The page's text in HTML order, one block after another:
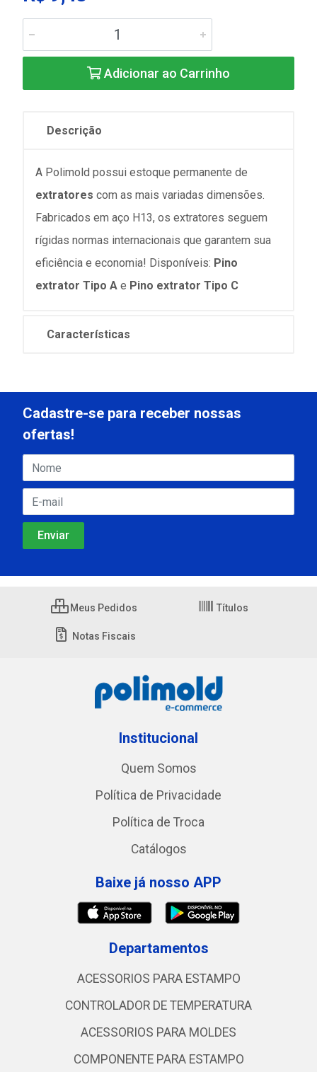
Adicionar ao Carrinho
Descrição
A Polimold possui estoque permanente de
extratores com as mais variadas dimensões.
Fabricados em aço H13, os extratores seguem
rígidas normas internacionais que garantem sua
eficiência e economia! Disponíveis: Pino
extrator Tipo A e Pino extrator Tipo C
Características
Cadastre-se para receber nossas
ofertas!
Meus Pedidos Títulos
Notas Fiscais
Institucional
Quem Somos
Política de Privacidade
Política de Troca
Catálogos
Baixe já nosso APP
Departamentos
ACESSORIOS PARA ESTAMPO
CONTROLADOR DE TEMPERATURA
ACESSORIOS PARA MOLDES
COMPONENTE PARA ESTAMPO